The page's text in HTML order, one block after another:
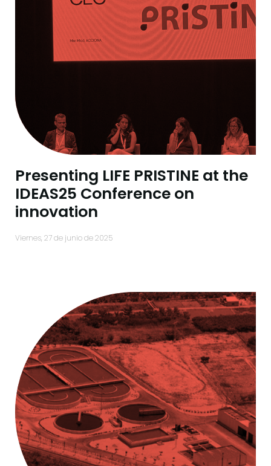
Presenting LIFE PRISTINE at the
IDEAS25 Conference on
innovation
viernes, 27 de junio de 2025